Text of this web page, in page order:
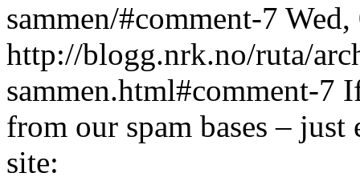
sammen/#comment-7
http://blogg.nrk.no/ruta/
sammen.html#comment-7
from our spam bases –
site: